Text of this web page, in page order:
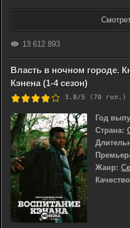
13 612 893
Власть в ночном городе.
Кэнена (1-4 сезон)
3.8/5 (70 гол.)
Год
Страна:
Жанр: